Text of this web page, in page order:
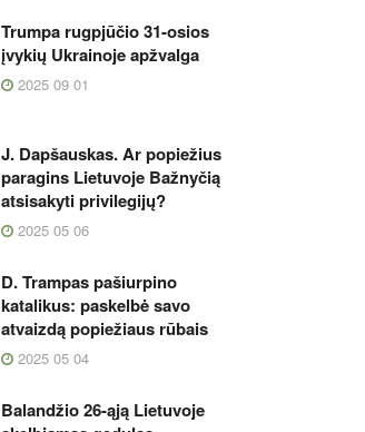
Trumpa rugpjūčio 31-osios
įvykių Ukrainoje apžvalga
2025 09 01
J. Dapšauskas. Ar popiežius
paragins Lietuvoje Bažnyčią
atsisakyti privilegijų?
2025 05 06
D. Trampas pašiurpino
katalikus: paskelbė savo
atvaizdą popiežiaus rūbais
2025 05 04
Balandžio 26-ąją Lietuvoje